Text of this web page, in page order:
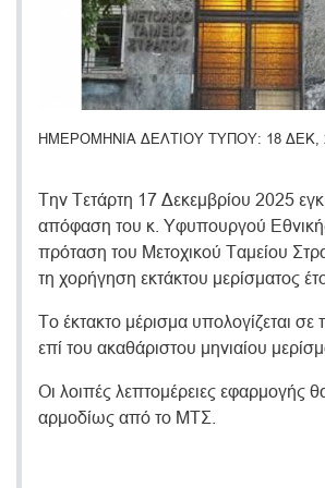
ΗΜΕΡΟΜΗΝΙΑ ΔΕΛΤΙΟΥ ΤΥΠΟΥ 18 ΔΕΚ,
Την Τετάρτη 17 Δεκεμβρίου 2025
απόφαση του κ. Υφυπουργού
πρόταση του Μετοχικού Ταμείου
τη χορήγηση εκτάκτου μερίσματος
Το έκτακτο μέρισμα υπολογίζεται
επί του ακαθάριστου μηνιαίου
Οι λοιπές λεπτομέρειες εφαρμογής
αρμοδίως από το ΜΤΣ.